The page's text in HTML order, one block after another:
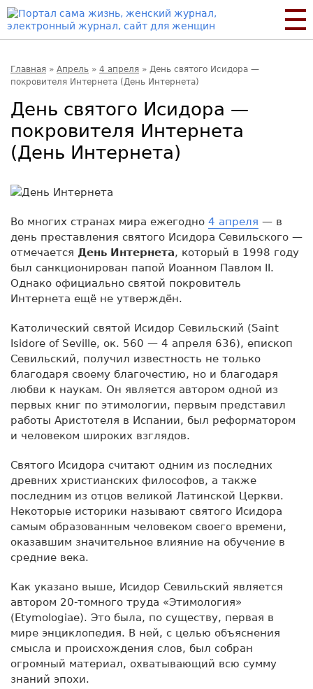
Главная » Апрель » 4 апреля » День святого Исидора —
покровителя Интернета (День Интернета)
День святого Исидора —
покровителя Интернета
(День Интернета)
Во многих странах мира ежегодно 4 апреля — в
день преставления святого Исидора Севильского —
отмечается День Интернета, который в 1998 году
был санкционирован папой Иоанном Павлом II.
Однако официально святой покровитель
Интернета ещё не утверждён.
Католический святой Исидор Севильский (Saint
Isidore of Seville, ок. 560 — 4 апреля 636), епископ
Севильский, получил известность не только
благодаря своему благочестию, но и благодаря
любви к наукам. Он является автором одной из
первых книг по этимологии, первым представил
работы Аристотеля в Испании, был реформатором
и человеком широких взглядов.
Святого Исидора считают одним из последних
древних христианских философов, а также
последним из отцов великой Латинской Церкви.
Некоторые историки называют святого Исидора
самым образованным человеком своего времени,
оказавшим значительное влияние на обучение в
средние века.
Как указано выше, Исидор Севильский является
автором 20-томного труда «Этимология»
(Etymologiae). Это была, по существу, первая в
мире энциклопедия. В ней, с целью объяснения
смысла и происхождения слов, был собран
огромный материал, охватывающий всю сумму
знаний эпохи.